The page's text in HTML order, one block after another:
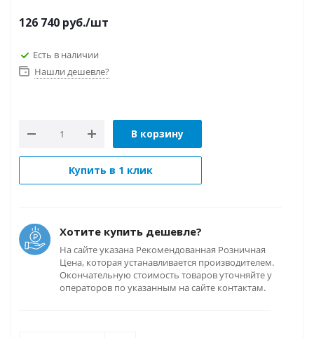
126 740 руб./шт
Есть в наличии
Нашли дешевле?
В корзину
Купить в 1 клик
Хотите купить дешевле?
На сайте указана Рекомендованная Розничная
Цена, которая устанавливается производителем.
Окончательную стоимость товаров уточняйте у
операторов по указанным на сайте контактам.